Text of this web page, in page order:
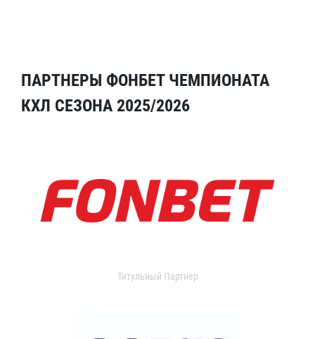
ПАРТНЕРЫ ФОНБЕТ ЧЕМПИОНАТА
КХЛ СЕЗОНА 2025/2026
Титульный Партнер